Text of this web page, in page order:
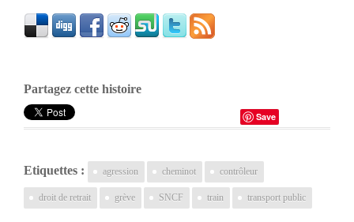
Partagez cette histoire
Save
Etiquettes : agression cheminot contrôleur
droit de retrait grève SNCF train transport public